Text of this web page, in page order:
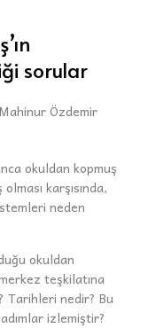
sorular
Özdemir
okuldan kopmuş
karşısında,
neden
okuldan
teşkilatına
Tarihleri nedir? Bu
izlemiştir?